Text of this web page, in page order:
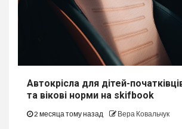
Автокрісла для дітей-
та вікові норми на skifbook
2 месяца тому назад Вера Ковальчук